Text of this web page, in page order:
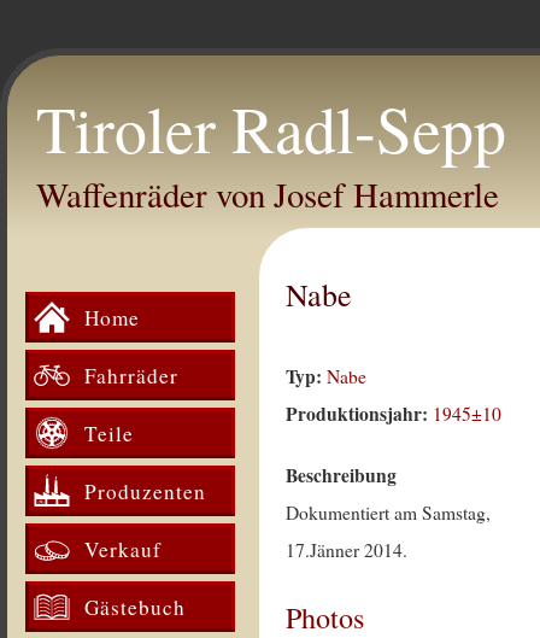
Tiroler Radl-Sepp
Waffenräder von Josef Hammerle
Home
Fahrräder
Teile
Produzenten
Verkauf
Gästebuch
Nabe
Typ:Nabe
Produktionsjahr: 1945±10
Beschreibung
Dokumentiert am Samstag,
17.Jänner 2014.
Photos